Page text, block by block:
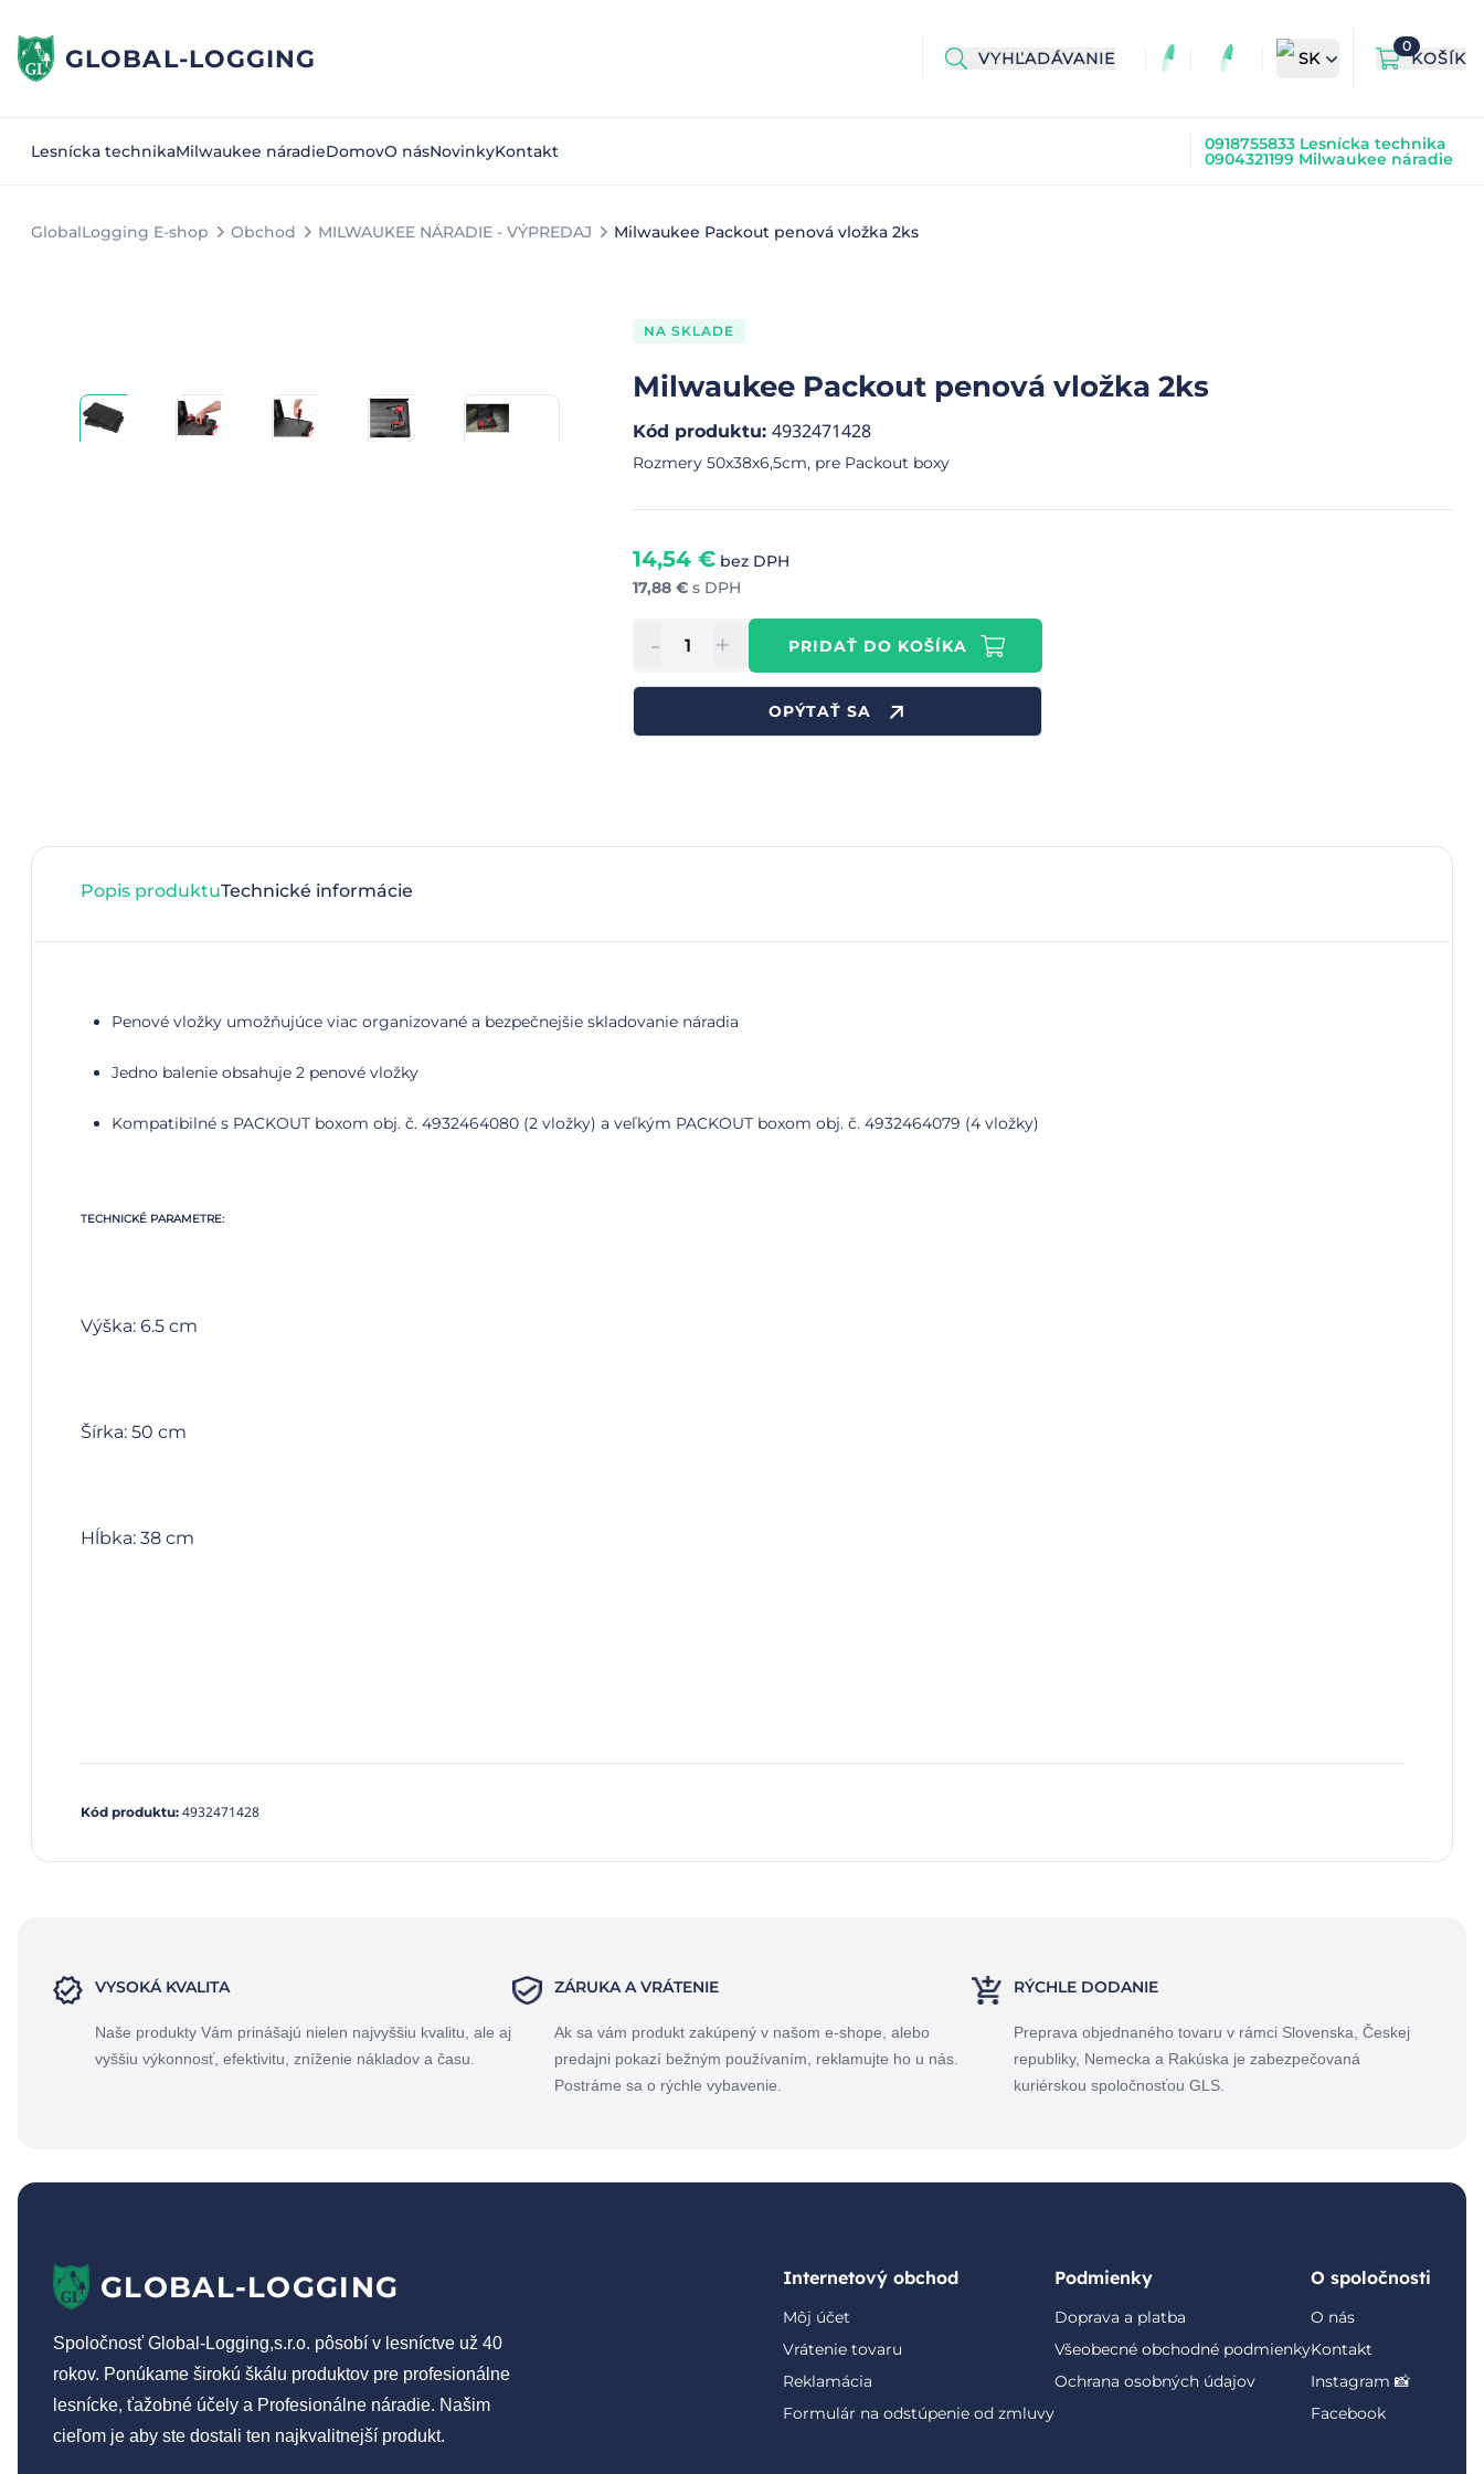
GLOBAL-LOGGING VYHĽADÁVANIE SK
0
KOŠÍK
Lesnícka technikaMilwaukee náradieDomovO násNovinkyKontakt 0918755833 Lesnícka technika
0904321199 Milwaukee náradie
GlobalLogging E-shop Obchod MILWAUKEE NÁRADIE - VÝPREDAJ Milwaukee Packout penová vložka 2ks
NA SKLADE
Milwaukee Packout penová vložka 2ks
Kód produktu: 4932471428
Rozmery 50x38x6,5cm, pre Packout boxy
14,54 € bez DPH
17,88 € s DPH
- + PRIDAŤ DO KOŠÍKA
OPÝTAŤ SA
Popis produktuTechnické informácie
Penové vložky umožňujúce viac organizované a bezpečnejšie skladovanie náradia
Jedno balenie obsahuje 2 penové vložky
Kompatibilné s PACKOUT boxom obj. č. 4932464080 (2 vložky) a veľkým PACKOUT boxom obj. č. 4932464079 (4 vložky)
TECHNICKÉ PARAMETRE:
Výška: 6.5 cm
Šírka: 50 cm
Hĺbka: 38 cm
Kód produktu: 4932471428
VYSOKÁ KVALITA
Naše produkty Vám prinášajú nielen najvyššiu kvalitu, ale aj
vyššiu výkonnosť, efektivitu, zníženie nákladov a času.
ZÁRUKA A VRÁTENIE
Ak sa vám produkt zakúpený v našom e-shope, alebo
predajni pokazí bežným používaním, reklamujte ho u nás.
Postráme sa o rýchle vybavenie.
RÝCHLE DODANIE
Preprava objednaného tovaru v rámci Slovenska, Českej
republiky, Nemecka a Rakúska je zabezpečovaná
kuriérskou spoločnosťou GLS.
GLOBAL-LOGGING
Spoločnosť Global-Logging,s.r.o. pôsobí v lesníctve už 40
rokov. Ponúkame širokú škálu produktov pre profesionálne
lesnícke, ťažobné účely a Profesionálne náradie. Našim
cieľom je aby ste dostali ten najkvalitnejší produkt.
Internetový obchod
Môj účet
Vrátenie tovaru
Reklamácia
Formulár na odstúpenie od zmluvy
Podmienky
Doprava a platba
Všeobecné obchodné podmienky
Ochrana osobných údajov
O spoločnosti
O nás
Kontakt
Instagram 📸
Facebook